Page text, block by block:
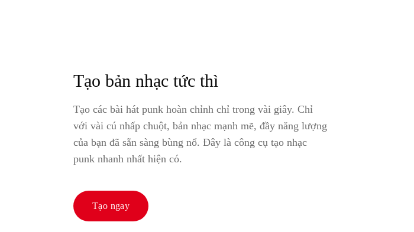
Tạo bản nhạc tức thì
Tạo các bài hát punk hoàn chỉnh chỉ trong vài giây. Chỉ
với vài cú nhấp chuột, bản nhạc mạnh mẽ, đầy năng lượng
của bạn đã sẵn sàng bùng nổ. Đây là công cụ tạo nhạc
punk nhanh nhất hiện có.
Tạo ngay